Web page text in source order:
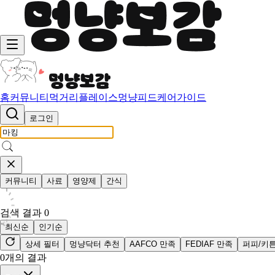
홈커뮤니티 먹거리 플레이스멍냥피드케어가이드
로그인
커뮤니티 사료 영양제 간식
검색 결과 0
최신순
인기순
상세 필터
멍냥닥터 추천 AAFCO 만족 FEDIAF 만족 퍼피/키
0개의 결과